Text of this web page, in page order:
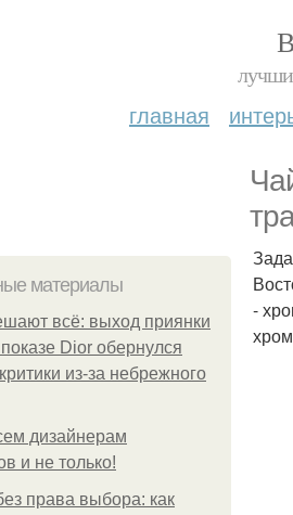
главная
материалы
всё: выход приянки
Dior обернулся
из-за небрежного
дизайнерам
и не только!
права выбора: как
-